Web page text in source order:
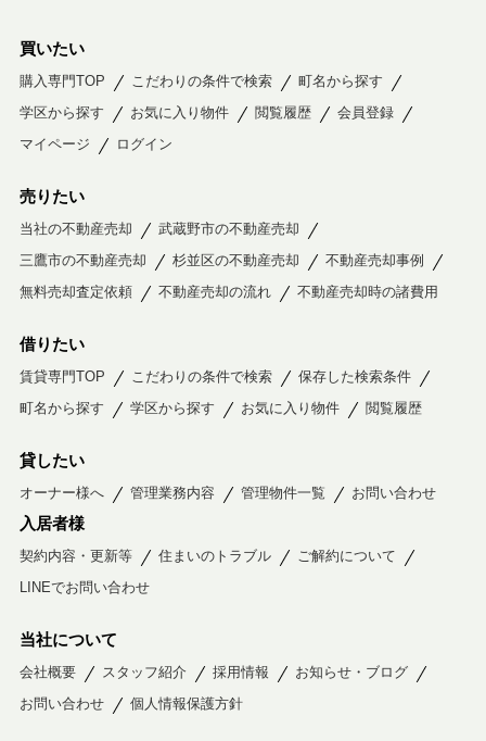
買いたい
購入専門TOP こだわりの条件で検索
町名から探す
学区から探す
お気に入り物件 閲覧履歴
会員登録
マイページ
ログイン
売りたい
当社の不動産売却
武蔵野市の不動産売却
三鷹市の不動産売却
杉並区の不動産売却
不動産売却事例
無料売却査定依頼
不動産売却の流れ 不動産売却時の諸費用
借りたい
賃貸専門TOP こだわりの条件で検索
保存した検索条件
町名から探す
学区から探す お気に入り物件 閲覧履歴
貸したい
オーナー様へ 管理業務内容 管理物件一覧 お問い合わせ
入居者様
契約内容・更新等 住まいのトラブル
ご解約について
LINEでお問い合わせ
当社について
会社概要 スタッフ紹介 採用情報
お知らせ・ブログ
お問い合わせ
個人情報保護方針